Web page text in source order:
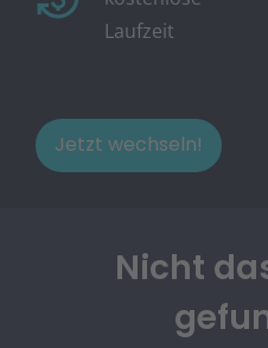
Laufzeit
Jetzt wechseln!
Nicht